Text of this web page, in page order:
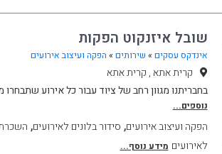
שובל איזנקוט הפקות
אינדקס עסקים » שירותים » הפקה ועיצוב אירועים
קרית אתא , קרית אתא
בחבריתנו מגוון רחב של ציוד עבור כל אירוע
נוספים...
הפקה ועיצוב אירועים, סידור בלונים לאירועים, השכרת
לאירועים מידע נוסף...